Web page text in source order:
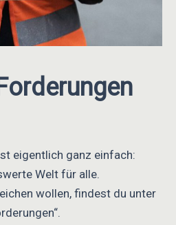
eigentlich ganz einfach:
Welt für alle.
wollen, findest du unter